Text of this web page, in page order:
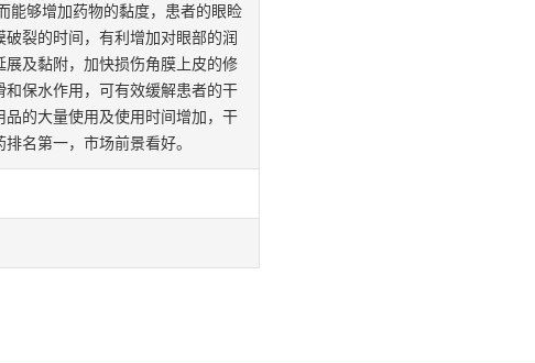
能够增加药物的黏度，患者的眼睑
裂的时间，有利增加对眼部的润
及黏附，加快损伤角膜上皮的修
保水作用，可有效缓解患者的干
的大量使用及使用时间增加，干
名第一，市场前景看好。